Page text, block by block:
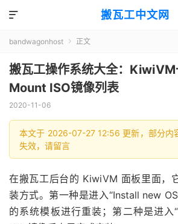
搬瓦工中文网

bandwagonhost  正文
搬瓦工操作系统大全：KiwiVM
Mount ISO镜像列表
2020-11-06
本文于 2026-07-27 12:56 更新，部分内
失效，请留言
在搬瓦工后台的 KiwiVM 面板里面，
装方式。第一种是进入“Install new
的系统模板进行重装；第二种是进入